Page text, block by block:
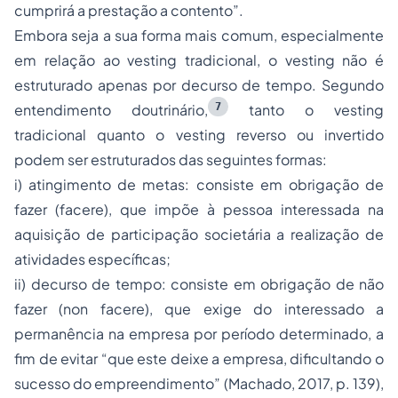
cumprirá a prestação a contento”.
Embora seja a sua forma mais comum, especialmente
em relação aovesting tradicional, o vesting não é
estruturado apenas por decurso de tempo. Segundo
entendimento doutrinário,
7 tanto o vesting
tradicional quanto o vesting reverso ou invertido
podem ser estruturados das seguintes formas:
i) atingimento de metas: consiste em obrigação de
fazer (facere), que impõe à pessoa interessada na
aquisição de participação societária a realização de
atividades específicas;
ii) decurso de tempo: consiste em obrigação de não
fazer (non facere), que exige do interessado a
permanência na empresa por período determinado, a
fim de evitar “que este deixe a empresa, dificultando o
sucesso do empreendimento” (Machado, 2017, p. 139),